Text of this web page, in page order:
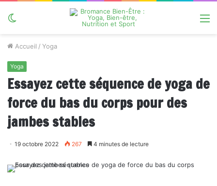
Accueil / Yoga
Yoga
Essayez cette séquence de yoga de
force du bas du corps pour des
jambes stables
19 octobre 2022 267 4 minutes de lecture